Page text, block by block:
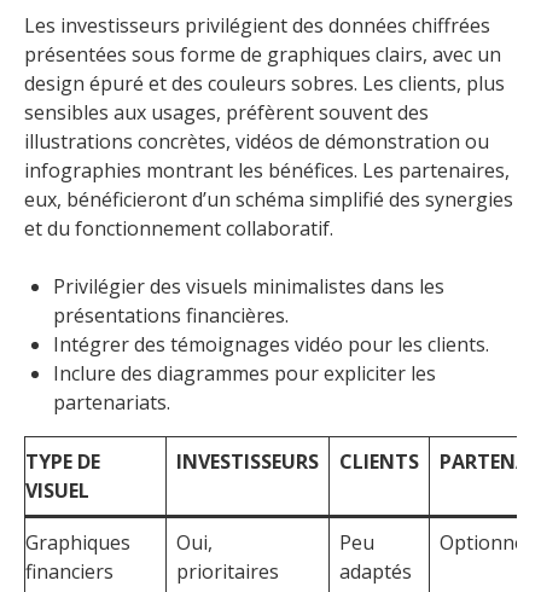
Les investisseurs privilégient des données chiffrées
présentées sous forme de graphiques clairs, avec un
design épuré et des couleurs sobres. Les clients, plus
sensibles aux usages, préfèrent souvent des
illustrations concrètes, vidéos de démonstration ou
infographies montrant les bénéfices. Les partenaires,
eux, bénéficieront d’un schéma simplifié des synergies
et du fonctionnement collaboratif.
Privilégier des visuels minimalistes dans les
présentations financières.
Intégrer des témoignages vidéo pour les clients.
Inclure des diagrammes pour expliciter les
partenariats.
TYPE DE
VISUEL
INVESTISSEURS CLIENTS
Graphiques
financiers
Oui,
prioritaires
Peu
adaptés
Optionnels